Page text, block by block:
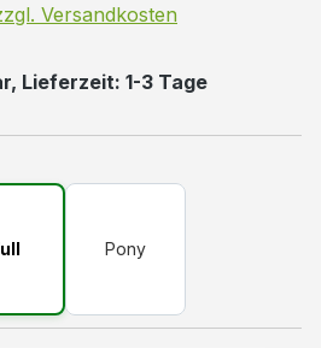
Versandkosten
Lieferzeit: 1-3 Tage
Pony